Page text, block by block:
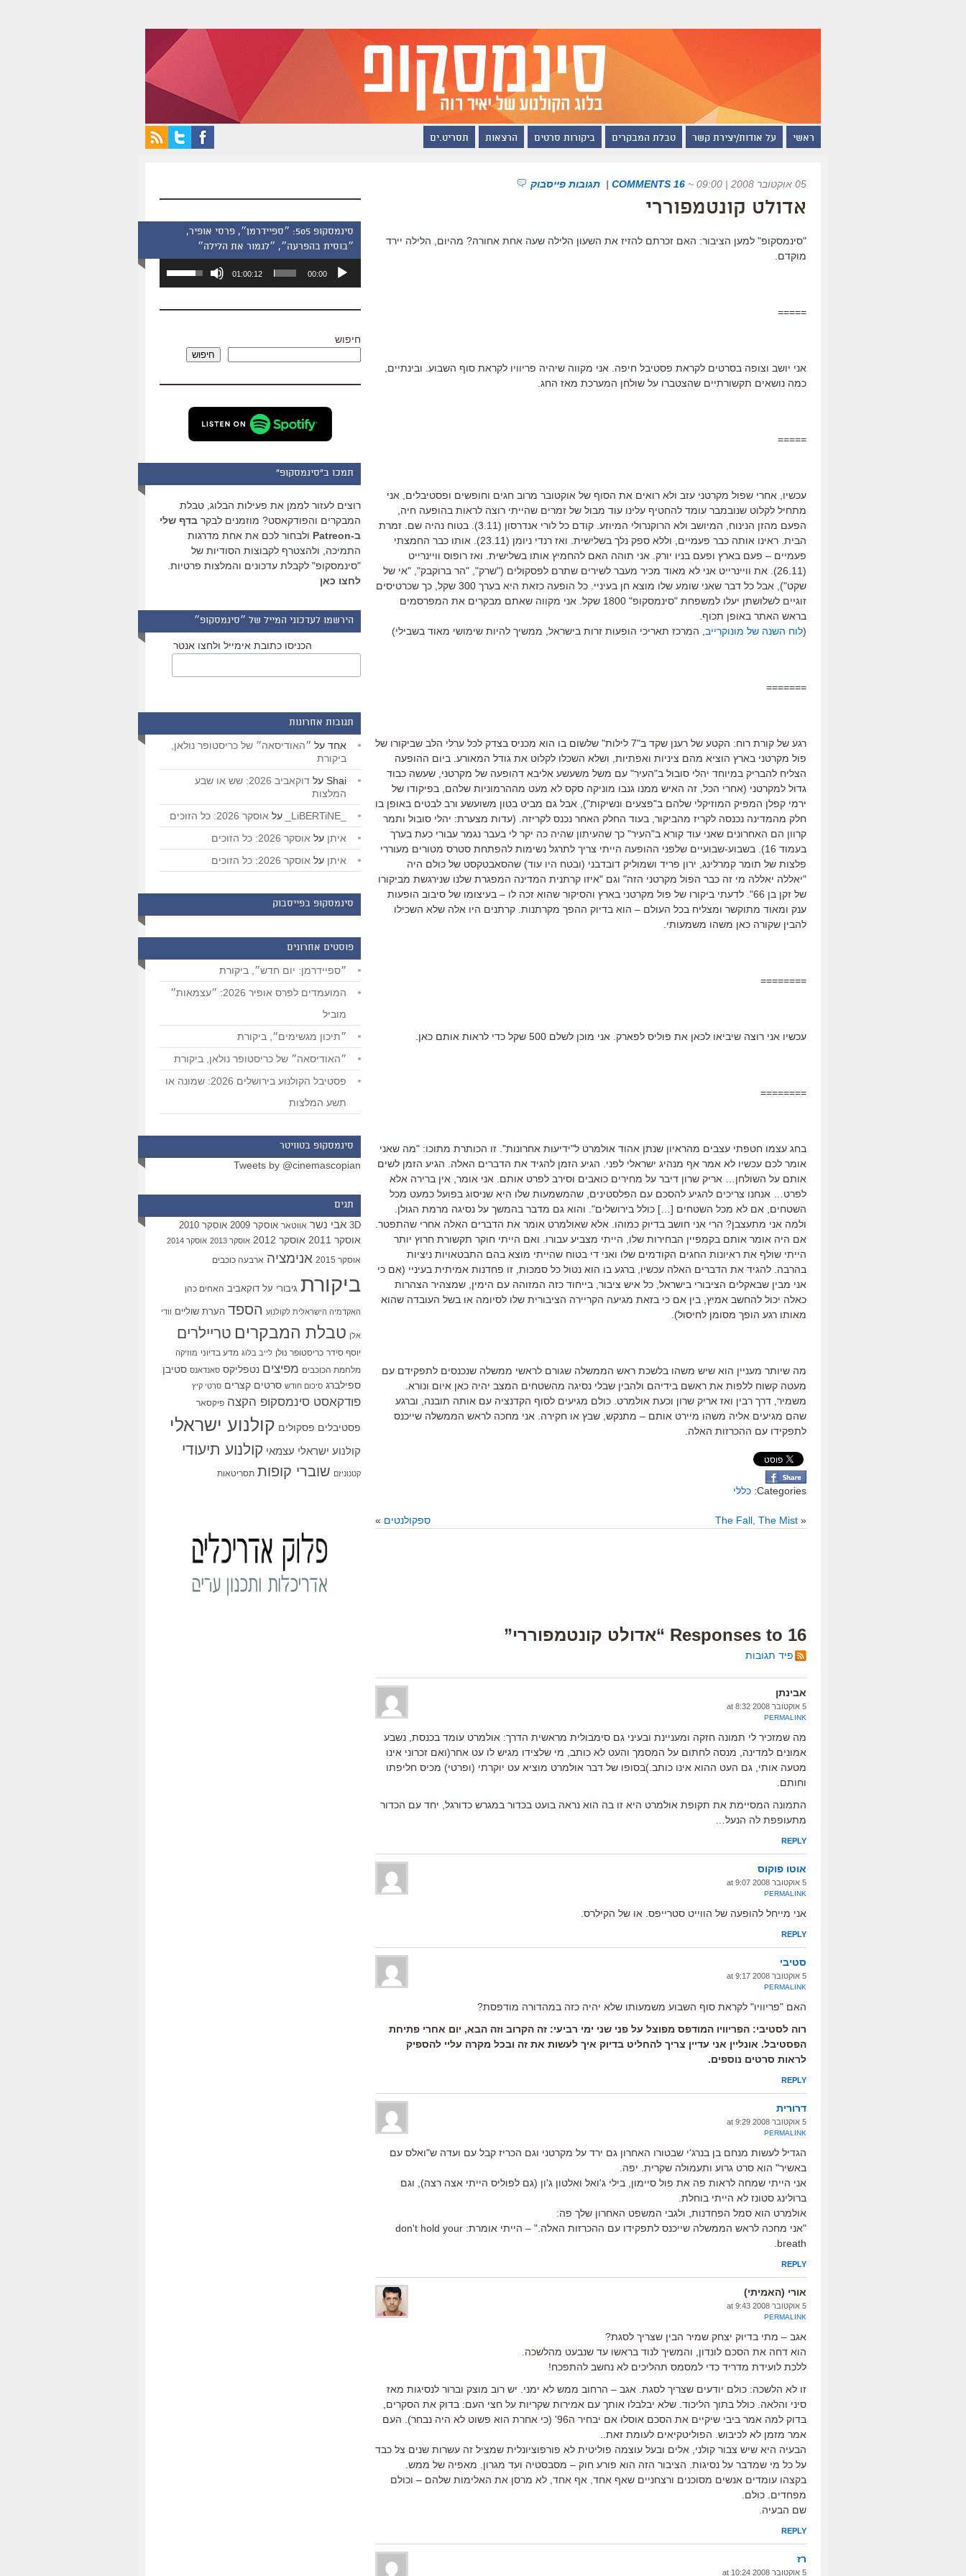
ראשי על אודות/יצירת קשר טבלת המבקרים ביקורות סרטים הרצאות תסריט.ים
05 אוקטובר 2008 | 09:00 ~
16 COMMENTS
| תגובות פייסבוק
אדולט קונטמפוררי
"סינמסקופ" למען הציבור: האם זכרתם להזיז את השעון הלילה שעה אחת אחורה? מהיום, הלילה יירד
מוקדם.
=====
אני יושב וצופה בסרטים לקראת פסטיבל חיפה. אני מקווה שיהיה פריוויו לקראת סוף השבוע. ובינתיים,
כמה נושאים תקשורתיים שהצטברו על שולחן המערכת מאז החג.
=====
עכשיו, אחרי שפול מקרטני עזב ולא רואים את הסוף של אוקטובר מרוב חגים וחופשים ופסטיבלים, אני
מתחיל לקלוט שנובמבר עומד להחטיף עלינו עוד מבול של זמרים שהייתי רוצה לראות בהופעה חיה,
הפעם מהזן הנינוח, המיושב ולא הרוקנרולי המיוזע. קודם כל לורי אנדרסון (3.11). בטוח נהיה שם. זמרת
הבית. ראינו אותה כבר פעמיים, וללא ספק נלך בשלישית. ואז רנדי ניומן (23.11). אותו כבר החמצתי
פעמיים – פעם בארץ ופעם בניו יורק. אני תוהה האם להחמיץ אותו בשלישית. ואז רופוס וויינרייט
(26.11). את וויינרייט אני לא מאוד מכיר מעבר לשירים שתרם לפסקולים ("שרק", "הר ברוקבק", "אי של
שקט"), אבל כל דבר שאני שומע שלו מוצא חן בעיניי. כל הופעה כזאת היא בערך 300 שקל, כך שכרטיסים
זוגיים לשלושתן יעלו למשפחת "סינמסקופ" 1800 שקל. אני מקווה שאתם מבקרים את המפרסמים
בראש האתר באופן תכוף.
(לוח השנה של מונוקרייב , המרכז תאריכי הופעות זרות בישראל, ממשיך להיות שימושי מאוד בשבילי)
=======
רגע של קורת רוח: הקטע של רענן שקד ב"7 לילות" שלשום בו הוא מכניס בצדק לכל ערלי הלב שביקורו של
פול מקרטני בארץ הוציא מהם ציניות ואפתיות, ושלא השכלו לקלוט את גודל המאורע. ביום ההופעה
הצליח להבריק במיוחד יהלי סובול ב"העיר" עם משל משעשע אליבא דהופעה של מקרטני, שעשה כבוד
גדול למקרטני (אחרי הכל, זה האיש ממנו גנבו מוניקה סקס לא מעט מההרמוניות שלהם, בפיקודו של
ירמי קפלן המפיק המוזיקלי שלהם ב"פצעים ונשיקות"), אבל גם מביט בטון משועשע ורב לבטים באופן בו
חלק מהמדינה נכנסה לקריז מהביקור, בעוד החלק האחר נכנס לקריזה. (עדות מצערת: יהלי סובול ותמר
קרוון הם האחרונים שאני עוד קורא ב"העיר" כך שהעיתון שהיה כה יקר לי בעבר נגמר עבורי כעת בערך
בעמוד 16). בשבוע-שבועיים שלפני ההופעה הייתי צריך לתרגל נשימות להפתחת סטרס מטורים מעוררי
פלצות של תומר קמרלינג, ירון פריד ושמוליק דובדבני (ובטח היו עוד) שהסאבטקסט של כולם היה
"יאללה יאללה מי זה כבר הפול מקרטני הזה" וגם "איזו קרתנית המדינה המפגרת שלנו שנירגשת מביקורו
של זקן בן 66". לדעתי ביקורו של פול מקרטני בארץ והסיקור שהוא זכה לו – בעיצומו של סיבוב הופעות
ענק ומאוד מתוקשר ומצליח בכל העולם – הוא בדיוק ההפך מקרתנות. קרתנים היו אלה שלא השכילו
להבין שקורה כאן משהו משמעותי.
========
עכשיו אני רוצה שיביאו לכאן את פוליס לפארק. אני מוכן לשלם 500 שקל כדי לראות אותם כאן.
========
בחג עצמו חטפתי עצבים מהראיון שנתן אהוד אולמרט ל"ידיעות אחרונות". זו הכותרת מתוכו: "מה שאני
אומר לכם עכשיו לא אמר אף מנהיג ישראלי לפני. הגיע הזמן להגיד את הדברים האלה. הגיע הזמן לשים
אותם על השולחן… אריק שרון דיבר על מחירים כואבים וסירב לפרט אותם. אני אומר, אין ברירה אלא
לפרט… אנחנו צריכים להגיע להסכם עם הפלסטינים, שהמשמעות שלו היא שניסוג בפועל כמעט מכל
השטחים, אם לא מכל השטחים […] כולל בירושלים". והוא גם מדבר בהמשך על נסיגה מרמת הגולן.
ולמה אני מתעצבן? הרי אני חושב בדיוק כמוהו. אלא שאולמרט אומר את הדברים האלה אחרי שהתפטר.
אם היה אומר אותם בקמפיין הבחירות שלו, הייתי מצביע עבורו. ואם הייתי חוקר תקשורת חרוץ יותר
הייתי שולף את ראיונות החגים הקודמים שלו ואני די בטוח שהייתי מוצא בהם התבטאויות ניציות
בהרבה. להגיד את הדברים האלה עכשיו, ברגע בו הוא נטול כל סמכות, זו פחדנות אמיתית בעיניי (אם כי
אני מבין שבאקלים הציבורי בישראל, כל איש ציבור, בייחוד כזה המזוהה עם הימין, שמצהיר הצהרות
כאלה יכול להחשב אמיץ, בין אם כי בזאת מגיעה הקריירה הציבורית שלו לסיומה או בשל העובדה שהוא
מאותו רגע הופך מסומן לחיסול).
מה שיותר מעניין הוא שיש משהו בלשכת ראש הממשלה שגורם לראשי ממשלה שנכנסים לתפקידם עם
מעטה קשוח ללפות את ראשם בידיהם ולהבין שבלי נסיגה מהשטחים המצב יהיה כאן איום ונורא.
משמיר, דרך רבין ואז אריק שרון וכעת אולמרט. כולם מגיעים לסוף הקדנציה עם אותה תובנה, וברגע
שהם מגיעים אליה משהו מיירט אותם – מתנקש, שבץ או חקירה. אני מחכה לראש הממשלה שייכנס
לתפקידו עם ההכרזות האלה.
Categories: כללי
«
The Fall, The Mist ספקולנטים »
16 Responses to “אדולט קונטמפוררי”
פיד תגובות
אבינתן
5 אוקטובר 2008 at 8:32
PERMALINK
מה שמזכיר לי תמונה חזקה ומעניינת ובעיני גם סימבולית מראשית הדרך: אולמרט עומד בכנסת, נשבע
אמונים למדינה, מנסה לחתום על המסמך והעט לא כותב, מי שלצידו מגיש לו עט אחר(ואם זכרוני אינו
מטעה אותי, גם העט ההוא אינו כותב.)בסופו של דבר אולמרט מוציא עט יוקרתי (ופרטי) מכיס חליפתו
וחותם.
התמונה המסיימת את תקופת אולמרט היא זו בה הוא נראה בועט בכדור במגרש כדורגל, יחד עם הכדור
מתעופפת לה הנעל…
REPLY
אוטו פוקוס
5 אוקטובר 2008 at 9:07
PERMALINK
אני מייחל להופעה של הווייט סטרייפס. או של הקילרס.
REPLY
סטיבי
5 אוקטובר 2008 at 9:17
PERMALINK
האם "פריוויו" לקראת סוף השבוע משמעותו שלא יהיה כזה במהדורה מודפסת?
רוה לסטיבי: הפריוויו המודפס מפוצל על פני שני ימי רביעי: זה הקרוב וזה הבא, יום אחרי פתיחת
הפסטיבל. אונליין אני עדיין צריך להחליט בדיוק איך לעשות את זה ובכל מקרה עליי להספיק
לראות סרטים נוספים.
REPLY
דרורית
5 אוקטובר 2008 at 9:29
PERMALINK
הגדיל לעשות מנחם בן בנרג'י שבטורו האחרון גם ירד על מקרטני וגם הכריז קבל עם ועדה ש"ואלס עם
באשיר" הוא סרט גרוע ותעמולה שקרית. יפה.
אני הייתי שמחה לראות פה את פול סיימון, בילי ג'ואל ואלטון ג'ון (גם לפוליס הייתי אצה רצה), וגם
ברולינג סטונז לא הייתי בוחלת.
אולמרט הוא סמל הפחדנות, ולגבי המשפט האחרון שלך פה:
"אני מחכה לראש הממשלה שייכנס לתפקידו עם ההכרזות האלה." – הייתי אומרת: don't hold your
breath.
REPLY
אורי (האמיתי)
5 אוקטובר 2008 at 9:43
PERMALINK
אגב – מתי בדיוק יצחק שמיר הבין שצריך לסגת?
הוא דחה את הסכם לונדון, והמשיך לנוד בראשו עד שנבעט מהלשכה.
ללכת לועידת מדריד כדי למסמס תהליכים לא נחשב להתפכח!
זו לא הלשכה: כולם יודעים שצריך לסגת. אגב – הרחוב ממש לא ימני. יש רוב מוצק וברור לנסיגות מאז
סיני והלאה. כולל בתוך הליכוד. שלא יבלבלו אותך עם אמירות שקריות על חצי העם: בדוק את הסקרים,
בדוק למה אמר ביבי שיקיים את הסכם אוסלו אם יבחיר ה96' (כי אחרת הוא פשוט לא היה נבחר). העם
אמר מזמן לא לכיבוש. הפוליטקיאים לעומת זאת..
הבעיה היא שיש צבור קולני, אלים ובעל עוצמה פוליטית לא פורפוציונלית שמציל זה עשרות שנים צל כבד
על כל מי שמדבר על נסיגות. הציבור הזה הוא פורע חוק – מסבסטיה ועד מגרון. מאפיה של ממש.
בקצהו עומדים אנשים מסוכנים ורצחניים שאף אחד, אף אחד, לא מרסן את האלימות שלהם – וכולם
מפחדים. כולם.
שם הבעיה.
REPLY
רז
5 אוקטובר 2008 at 10:24
סינמסקופ 505: ״ספיידרמן״, פרסי אופיר,
״בוסית בהפרעה״, ״לגמור את הלילה״
אודיו
00:00
01:00:12
השתמש
כדי
שמע.
חיפוש
חיפוש
תמכו ב"סינמסקופ"
רוצים לעזור לממן את פעילות הבלוג, טבלת
המבקרים והפודקאסט? מוזמנים לבקר בדף שלי
ב-Patreon
ולבחור לכם את אחת מדרגות
התמיכה, ולהצטרף לקבוצות הסודיות של
"סינמסקופ" לקבלת עדכונים והמלצות פרטיות.
לחצו כאן
הירשמו לעדכוני המייל של ״סינמסקופ״
הכניסו כתובת אימייל ולחצו אנטר
תגובות אחרונות
אחד על ״האודיסאה״ של כריסטופר נולאן,
ביקורת
Shai על
דוקאביב 2026: שש או שבע
המלצות
על אוסקר 2026: כל הזוכים
איתן על אוסקר 2026: כל הזוכים
איתן על אוסקר 2026: כל הזוכים
סינמסקופ בפייסבוק
פוסטים אחרונים
״ספיידרמן: יום חדש״, ביקורת
המועמדים לפרס אופיר 2026: ״עצמאות״
מוביל
״תיכון מגשימים״, ביקורת
״האודיסאה״ של כריסטופר נולאן, ביקורת
פסטיבל הקולנוע בירושלים 2026: שמונה או
תשע המלצות
סינמסקופ בטוויטר
Tweets by @cinemascopian
תגים
3D אבי נשר אווטאר אוסקר 2009 אוסקר 2010
אוסקר 2011 אוסקר 2012 אוסקר 2013 אוסקר 2014
אוסקר 2015 אנימציה ארבעה כוכבים
ביקורת גיבורי על דוקאביב האחים כהן
האקדמיה הישראלית לקולנוע הספד הערת שוליים וודי
אלן טבלת המבקרים טריילרים
יוסף סידר כריסטופר נולן לייב בלוג מדע בדיוני מוזיקה
מלחמת הכוכבים מפיצים נטפליקס סאנדאנס סטיבן
ספילברג סיכום חודש סרטים קצרים סרטי קיץ
פודקאסט סינמסקופ הקצה פיקסאר
פסטיבלים פסקולים קולנוע ישראלי
קולנוע ישראלי עצמאי קולנוע תיעודי
קטנוניזם שוברי קופות תסריטאות